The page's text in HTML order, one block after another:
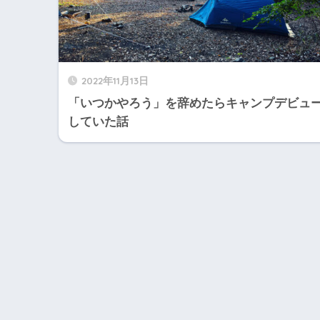
2022年11月13日
「いつかやろう」を辞めたらキャンプデビュ
していた話